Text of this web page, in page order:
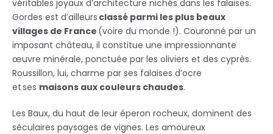
véritables joyaux d’architecture nichés dans les falaises.
Gordes est d’ailleurs classé parmi les plus beaux
villages de France (voire du monde !). Couronné par un
imposant château, il constitue une impressionnante
œuvre minérale, ponctuée par les oliviers et des cyprès.
Roussillon, lui, charme par ses falaises d’ocre
et ses maisons aux couleurs chaudes.
Les Baux, du haut de leur éperon rocheux, dominent des
séculaires paysages de vignes. Les amoureux